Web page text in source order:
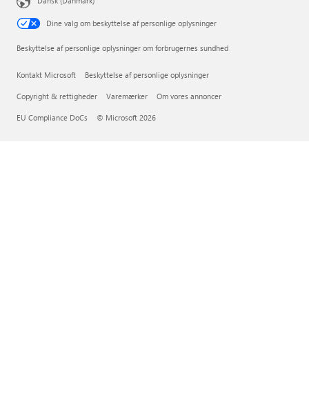
Dine valg om beskyttelse af personlige oplysninger
Beskyttelse af personlige oplysninger om forbrugernes sundhed
Kontakt Microsoft Beskyttelse af personlige oplysninger
Copyright & rettigheder Varemærker Om vores annoncer
EU Compliance DoCs © Microsoft 2026